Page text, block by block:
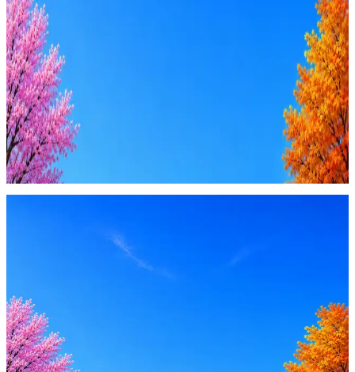
Будьте осторожны: если работодатель просит войти через
Google, iCloud или Госуслуги, прислать код или пароль,
запустить ПО или перевести деньги — это мошенники.
Жмите Пожаловаться
Стратегия поиска с AI: рынки, позиции, вилка, каналы